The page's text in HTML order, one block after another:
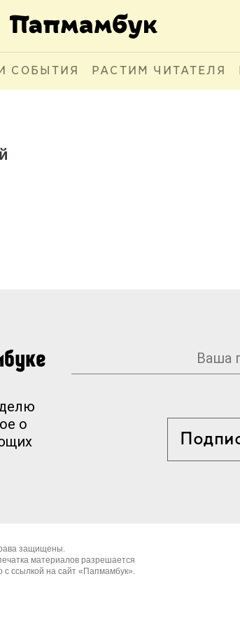
СОБЫТИЯ РАСТИМ ЧИТАТЕЛЯ
о
защищены.
материалов разрешается
с ссылкой на сайт «Папмамбук».